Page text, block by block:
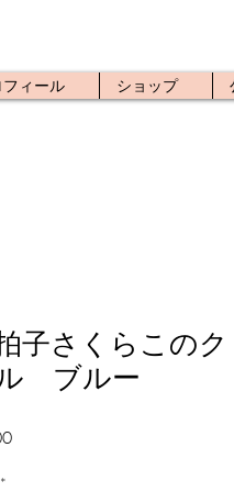
フィール ショップ
子さくらこの
ブルー
価
*